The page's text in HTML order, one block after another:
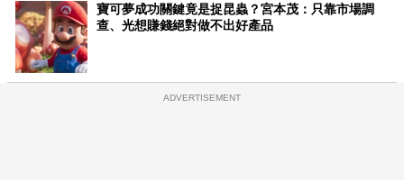
寶可夢成功關鍵竟是捉昆蟲？宮本茂：只靠市場調
查、光想賺錢絕對做不出好產品
ADVERTISEMENT